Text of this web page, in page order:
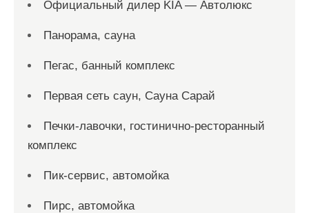
Официальный дилер KIA — Автолюкс
Панорама, сауна
Пегас, банный комплекс
Первая сеть саун, Сауна Сарай
Печки-лавочки, гостинично-ресторанный
комплекс
Пик-сервис, автомойка
Пирс, автомойка